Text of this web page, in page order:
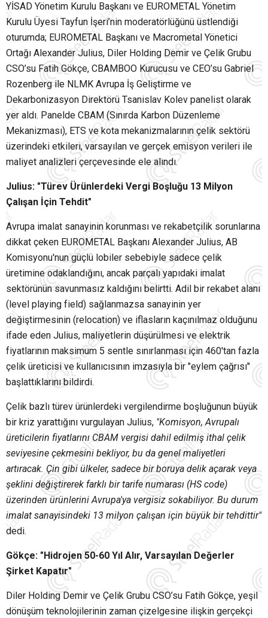
YİSAD Yönetim Kurulu Başkanı ve EUROMETAL Yönetim
Kurulu Üyesi Tayfun İşeri’nin moderatörlüğünü üstlendiği
oturumda; EUROMETAL Başkanı ve Macrometal Yönetici
Ortağı Alexander Julius, Diler Holding Demir ve Çelik Grubu
CSO’su Fatih Gökçe, CBAMBOO Kurucusu ve CEO’su Gabriel
Rozenberg ile NLMK Avrupa İş Geliştirme ve
Dekarbonizasyon Direktörü Tsanislav Kolev panelist olarak
yer aldı. Panelde CBAM (Sınırda Karbon Düzenleme
Mekanizması), ETS ve kota mekanizmalarının çelik sektörü
üzerindeki etkileri, varsayılan ve gerçek emisyon verileri ile
maliyet analizleri çerçevesinde ele alındı.
Julius: "Türev Ürünlerdeki Vergi Boşluğu 13 Milyon
Çalışan İçin Tehdit"
Avrupa imalat sanayinin korunması ve rekabetçilik sorunlarına
dikkat çeken EUROMETAL Başkanı Alexander Julius, AB
Komisyonu'nun güçlü lobiler sebebiyle sadece çelik
üretimine odaklandığını, ancak parçalı yapıdaki imalat
sektörünün savunmasız kaldığını belirtti. Adil bir rekabet alanı
(level playing field) sağlanmazsa sanayinin yer
değiştirmesinin (relocation) ve iflasların kaçınılmaz olduğunu
ifade eden Julius, maliyetlerin düşürülmesi ve elektrik
fiyatlarının maksimum 5 sentle sınırlanması için 460'tan fazla
çelik üreticisi ve kullanıcısının imzasıyla bir "eylem çağrısı"
başlattıklarını bildirdi.
Çelik bazlı türev ürünlerdeki vergilendirme boşluğunun büyük
bir kriz yarattığını vurgulayan Julius, "Komisyon, Avrupalı
üreticilerin fiyatlarını CBAM vergisi dahil edilmiş ithal çelik
seviyesine çekmesini bekliyor, bu da genel maliyetleri
artıracak. Çin gibi ülkeler, sadece bir boruya delik açarak veya
şeklini değiştirerek farklı bir tarife numarası (HS code)
üzerinden ürünlerini Avrupa'ya vergisiz sokabiliyor. Bu durum
imalat sanayisindeki 13 milyon çalışan için büyük bir tehdittir"
dedi.
Gökçe: "Hidrojen 50-60 Yıl Alır, Varsayılan Değerler
Şirket Kapatır"
Diler Holding Demir ve Çelik Grubu CSO’su Fatih Gökçe, yeşil
dönüşüm teknolojilerinin zaman çizelgesine ilişkin gerçekçi